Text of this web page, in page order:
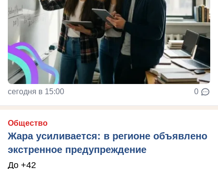
сегодня в 15:00 0
Общество
Жара усиливается: в регионе объявлено
экстренное предупреждение
До +42